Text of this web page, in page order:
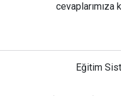
cevaplarımıza
Eğitim